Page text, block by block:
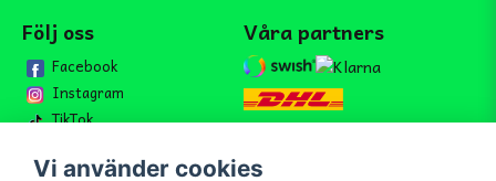
Följ oss
Facebook
Instagram
TikTok
Våra partners
Vi använder cookies